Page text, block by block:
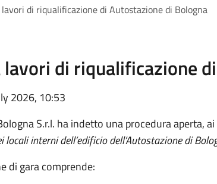
lavori di riqualificazione di Autostazione di Bologna
lavori di riqualificazione
2026, 10:53
S.r.l. ha indetto una procedura aperta,
locali interni dell’edificio dell’Autostazione di
di gara comprende: